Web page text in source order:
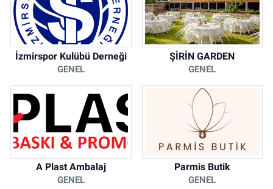
İzmirspor Kulübü Derneği
GENEL
ŞİRİN GARDEN
GENEL
A Plast Ambalaj
GENEL
Parmis Butik
GENEL